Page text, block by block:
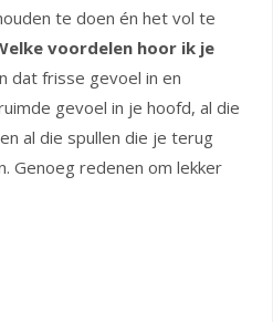
te doen én het vol te
voordelen hoor ik je
dat frisse gevoel in en
gevoel in je hoofd, al die
al die spullen die je terug
Genoeg redenen om lekker